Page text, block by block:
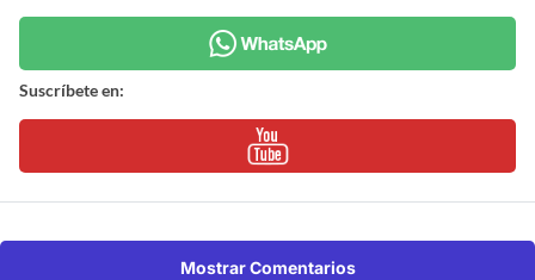
Suscríbete en:
Mostrar Comentarios